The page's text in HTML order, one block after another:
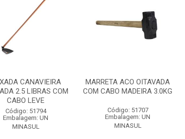
CANAVIEIRA
2.5 LIBRAS COM
CABO LEVE
Código: 51794
Embalagem: UN
MINASUL
MARRETA ACO OITAVADA
COM CABO MADEIRA 3.0KG
Código: 51707
Embalagem: UN
MINASUL